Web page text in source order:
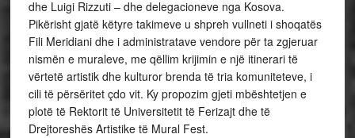
dhe Luigi Rizzuti – dhe delegacioneve nga Kosova.
Pikërisht gjatë këtyre takimeve u shpreh vullneti i shoqatës
Fili Meridiani dhe i administratave vendore për ta zgjeruar
nismën e muraleve, me qëllim krijimin e një itinerari të
vërtetë artistik dhe kulturor brenda të tria komuniteteve, i
cili të përsëritet çdo vit. Ky propozim gjeti mbështetjen e
plotë të Rektorit të Universitetit të Ferizajt dhe të
Drejtoreshës Artistike të Mural Fest.